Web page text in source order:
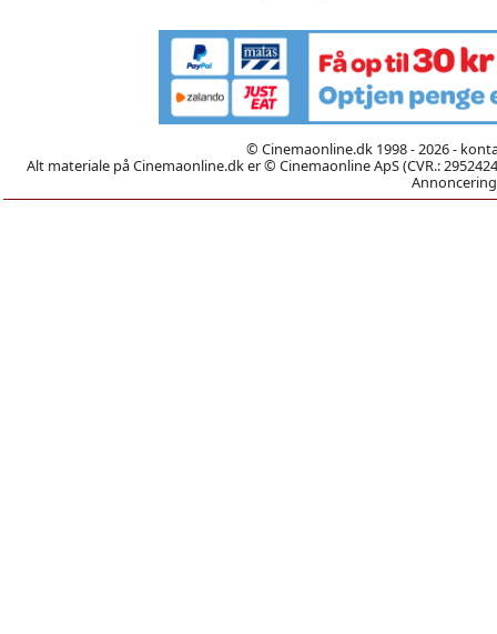
© Cinemaonline.dk 1998 - 2026 -
Alt materiale på Cinemaonline.dk er © Cinemaonline ApS (CVR.: